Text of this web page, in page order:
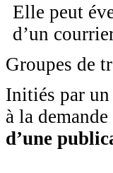
Elle peut
d’un
Groupes de
Initiés par
à la
d’une